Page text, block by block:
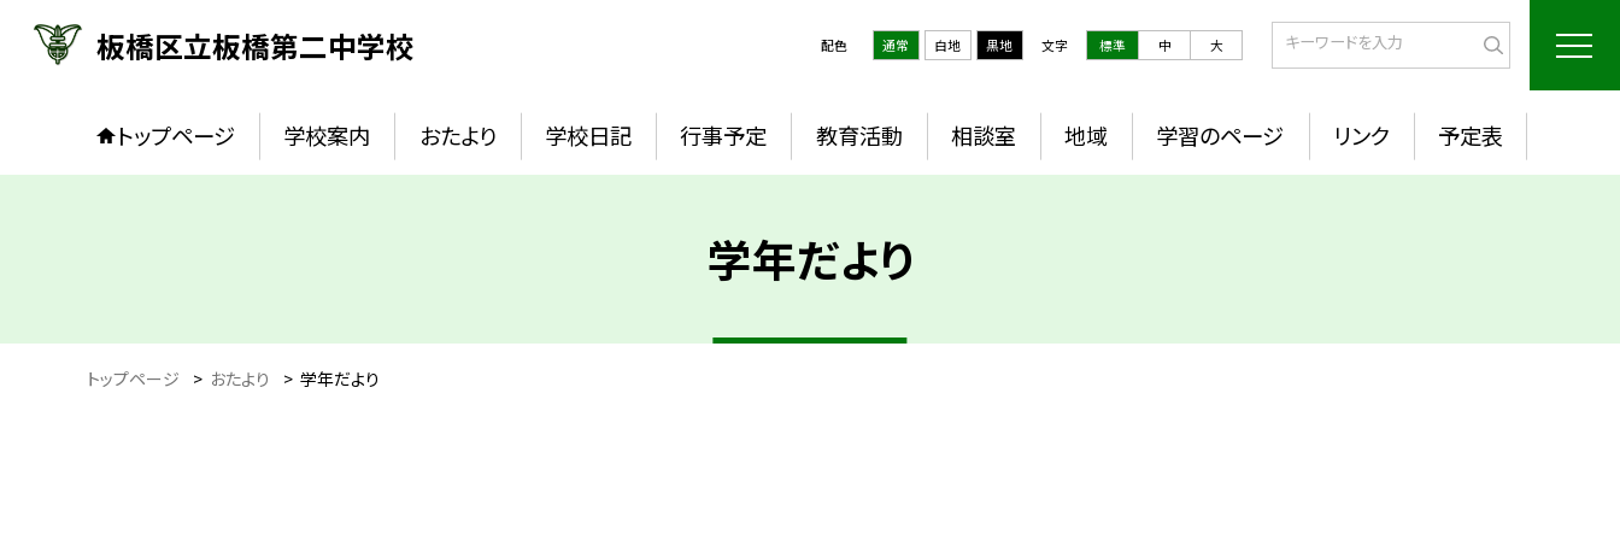
板橋区立板橋第二中学校 配色 通常 白地 黒地 文字 標準 中 大
トップページ 学校案内 おたより 学校日記 行事予定 教育活動 相談室 地域 学習のページ リンク 予定表
学年だより
トップページ > おたより > 学年だより